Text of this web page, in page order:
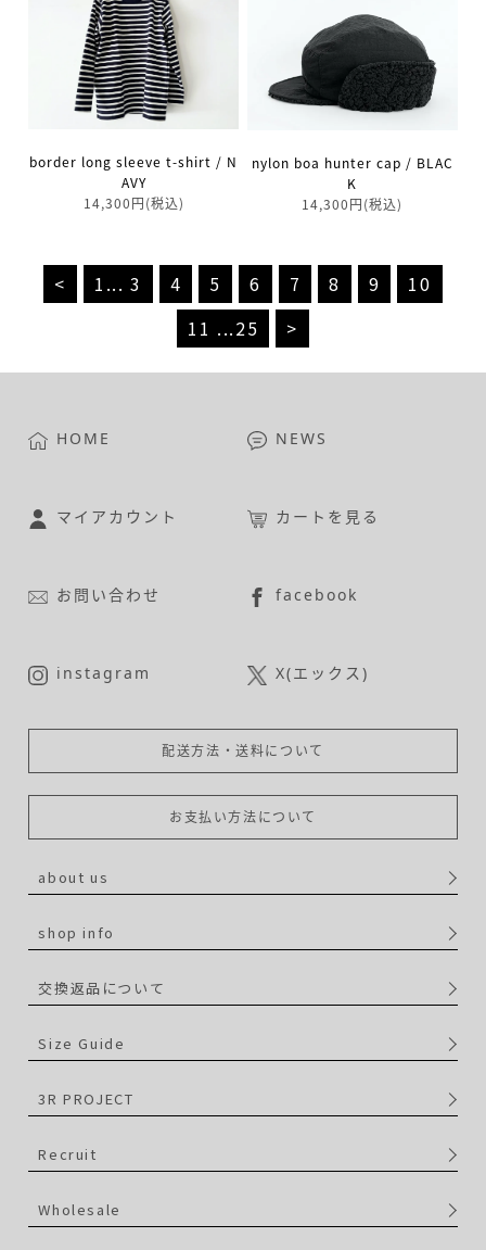
border long sleeve t-shirt / N
AVY
14,300円(税込)
nylon boa hunter cap / BLAC
K
14,300円(税込)
< 1 ... 3 4 5 6 7 8 9
10
11 ...25 >
HOME NEWS
マイアカウント カートを見る
お問い合わせ facebook
instagram X(エックス)
配送方法・送料について
お支払い方法について
about us
shop info
交換返品について
Size Guide
3R PROJECT
Recruit
Wholesale